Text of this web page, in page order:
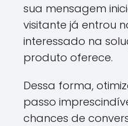
sua mensagem
visitante já entrou
interessado na
produto oferece.
Dessa forma,
passo
chances de